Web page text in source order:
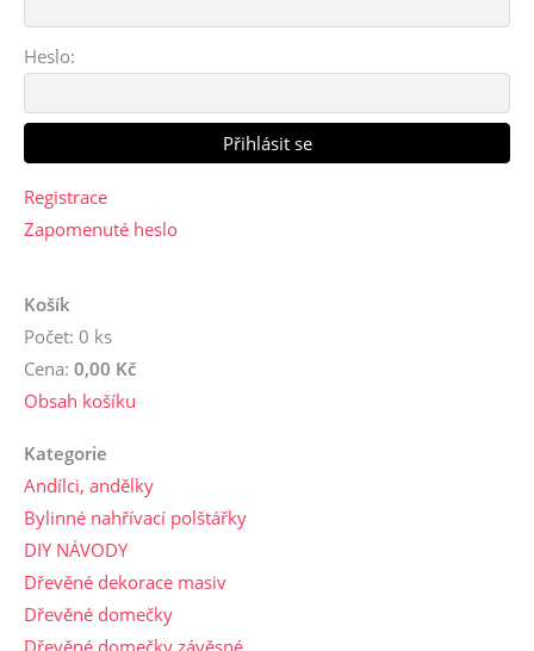
Heslo:
Registrace
Zapomenuté heslo
Košík
Počet: 0 ks
Cena: 0,00 Kč
Obsah košíku
Kategorie
Andílci, andělky
Bylinné nahřívací polštářky
DIY NÁVODY
Dřevěné dekorace masiv
Dřevěné domečky
Dřevěné domečky závěsné